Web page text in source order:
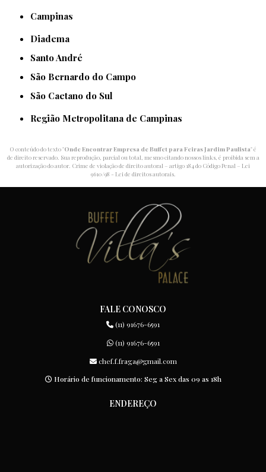
Campinas
Diadema
Santo André
São Bernardo do Campo
São Caetano do Sul
Região Metropolitana de Campinas
O conteúdo do texto "Onde Encontrar Empresa de Buffet para Feiras Jardim Paulista" é
de direito reservado. Sua reprodução, parcial ou total, mesmo citando nossos links, é proibida sem a
autorização do autor. Crime de violação de direito autoral – artigo 184 do Código Penal – Lei
9610/98 - Lei de direitos autorais.
FALE CONOSCO
(11) 91676-6591
(11) 91676-6591
chef.f.fraga@gmail.com
Horário de funcionamento: Seg a Sex das 09 as 18h
ENDEREÇO